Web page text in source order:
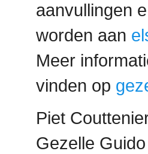
aanvullingen
worden aan
Meer
vinden op
Piet
Gezelle